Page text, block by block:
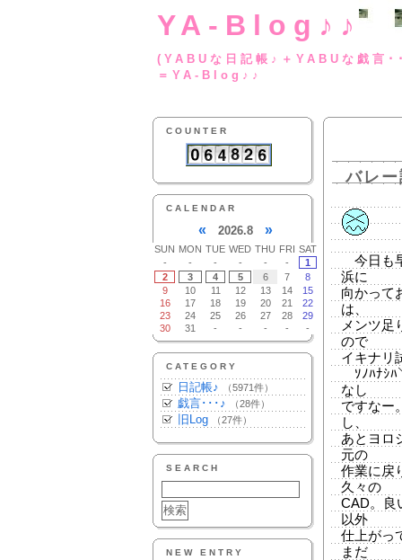
YA-Blog♪♪
(YABUな日記帳♪
＝YA-Blog♪♪
COUNTER
CALENDAR
« 2026.8 »
SUN MON TUE WED THU FRI SAT
-
- - - - -
1
2
3 4 5 6 7
8
9
10 11 12 13 14
15
16
17 18 19 20 21
22
23
24 25 26 27 28
29
30
31 - - - - -
CATEGORY
日記帳♪ （5971件）
戯言･･･♪ （28件）
旧Log （27件）
SEARCH
NEW ENTRY
バレ
今日も
浜に
向かって
は、
メンツ
ので
イキナリ
ｿﾉﾊﾅｼﾊ
なし
ですなー
し、
あとヨロ
元の
作業に戻
久々の
CAD。良
以外
仕上がっ
まだ